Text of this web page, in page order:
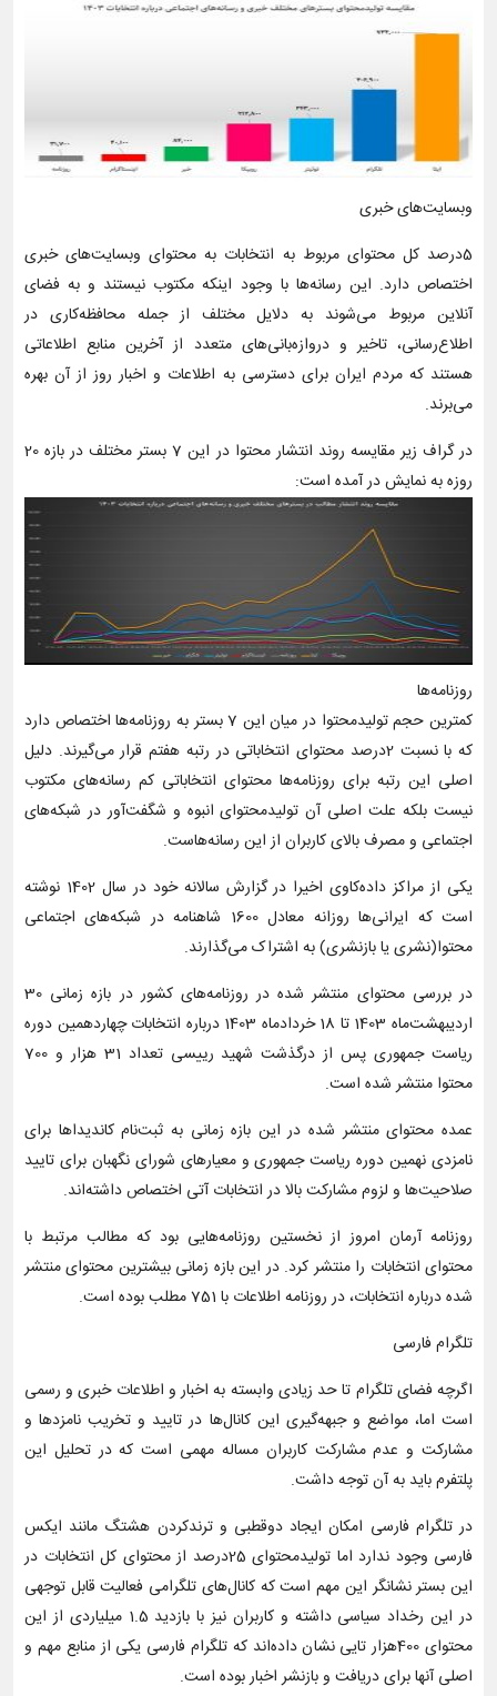
وبسایت‌های خبری
5درصد کل محتوای مربوط به انتخابات به محتوای وبسایت‌های خبری
اختصاص دارد. این رسانه‌ها با وجود اینکه مکتوب نیستند و به فضای
آنلاین مربوط می‌شوند به دلایل مختلف از جمله محافظه‌کاری در
اطلاع‌رسانی، تاخیر و دروازه‌بانی‌های متعدد از آخرین منابع اطلاعاتی
هستند که مردم ایران برای دسترسی به اطلاعات و اخبار روز از آن بهره‌
می‌برند.
در گراف زیر مقایسه روند انتشار محتوا در این 7 بستر مختلف در بازه 20
روزه به نمایش در آمده است:
روزنامه‌ها
کمترین حجم تولیدمحتوا در میان این 7 بستر به روزنامه‌ها اختصاص دارد
که با نسبت 2درصد محتوای انتخاباتی در رتبه هفتم قرار می‌گیرند. دلیل
اصلی این رتبه برای روزنامه‌ها محتوای انتخاباتی کم رسانه‌های مکتوب
نیست بلکه علت اصلی آن تولیدمحتوای انبوه و شگفت‌آور در شبکه‌های
اجتماعی و مصرف بالای کاربران از این رسانه‌هاست.
یکی از مراکز داده‌کاوی اخیرا در گزارش سالانه خود در سال 1402 نوشته
است که ایرانی‌ها روزانه معادل 1600 شاهنامه در شبکه‌های اجتماعی
محتوا(نشری یا بازنشری) به اشتراک می‌گذارند.
در بررسی محتوای منتشر شده در روزنامه‌های کشور در بازه زمانی 30
اردیبهشت‌ماه 1403 تا 18 خردادماه 1403 درباره انتخابات چهاردهمین دوره
ریاست جمهوری پس از درگذشت شهید رییسی تعداد 31 هزار و 700
محتوا منتشر شده است.
عمده محتوای منتشر شده در این بازه زمانی به ثبت‌نام کاندیداها برای
نامزدی نهمین دوره ریاست جمهوری و معیارهای شورای نگهبان برای تایید
صلاحیت‌ها و لزوم مشارکت بالا در انتخابات آتی اختصاص داشته‌اند.
روزنامه آرمان امروز از نخستین روزنامه‌هایی بود که مطالب مرتبط با
محتوای انتخابات را منتشر کرد. در این بازه زمانی بیشترین محتوای منتشر
شده درباره انتخابات، در روزنامه اطلاعات با 751 مطلب بوده است.
تلگرام فارسی
اگرچه فضای تلگرام تا حد زیادی وابسته به اخبار و اطلاعات خبری و رسمی
است اما، مواضع و جبهه‌گیری این کانال‌ها در تایید و تخریب‌ نامزدها و
مشارکت و عدم مشارکت کاربران مساله مهمی است که در تحلیل این
پلتفرم باید به آن توجه داشت.
در تلگرام فارسی امکان ایجاد دوقطبی و ترندکردن هشتگ مانند ایکس
فارسی وجود ندارد اما تولیدمحتوای 25درصد از محتوای کل انتخابات در
این بستر نشانگر این مهم است که کانال‌های تلگرامی فعالیت قابل توجهی
در این رخداد سیاسی داشته و کاربران نیز با بازدید 1.5 میلیاردی از این
محتوای 400‌هزار تایی نشان داده‌اند که تلگرام فارسی یکی از منابع مهم و
اصلی آنها برای دریافت و بازنشر اخبار بوده است.